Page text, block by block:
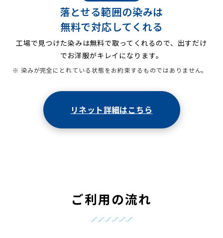
落とせる範囲の染みは
無料で対応してくれる
工場で見つけた染みは無料で取ってくれるので、出すだけ
でお洋服がキレイになります。
※ 染みが完全にとれている状態をお約束するものではありません。
リネット詳細はこちら
ご利用の流れ